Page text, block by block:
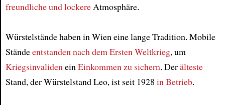
freundliche und lockereAtmosphäre.
Würstelstände haben in Wien eine lange Tradition. Mobile
Ständeentstandennach dem Ersten Weltkrieg, um
KriegsinvalideneinEinkommenzu sichern. Derälteste
Stand, der Würstelstand Leo, ist seit 1928 in Betrieb.